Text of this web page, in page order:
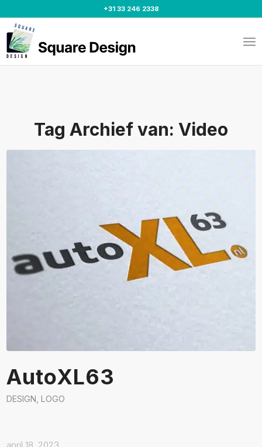
+31 33 246 2338
Tag Archief van: Video
AutoXL63
DESIGN ,LOGO